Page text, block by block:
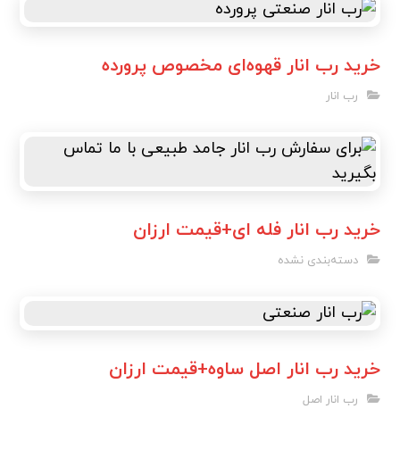
خرید رب انار قهوه‌ای مخصوص پرورده
رب انار
خرید رب انار فله ای+قیمت ارزان
دسته‌بندی نشده
خرید رب انار اصل ساوه+قیمت ارزان
رب انار اصل